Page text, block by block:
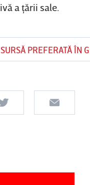
a ţării sale.
PREFERATĂ ÎN